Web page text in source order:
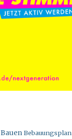
BauenBebauungsplan